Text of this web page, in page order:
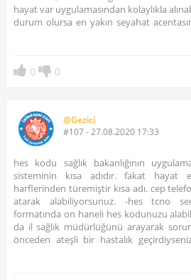
hayat var uygulamasından kolaylıkla
durum olursa en yakın seyahat
0 0
@Gezici
#107 - 27.08.2020 17:33
hes kodu sağlık bakanlığının
sisteminin kısa adıdır. fakat hayat
harflerinden türemiştir kısa adı. cep
atarak alabiliyorsunuz. -hes tcno
formatında on haneli hes kodunuzu
da il sağlık müdürlüğünü arayarak
önceden ateşli bir hastalık
edememe olasılığınız yüksek.